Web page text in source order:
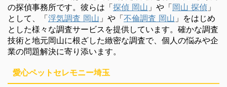
の探偵事務所です。彼らは「探偵 岡山 」や「岡山 探偵 」
として、「浮気調査 岡山 」や「不倫調査 岡山 」をはじめ
とした様々な調査サービスを提供しています。確かな調査
技術と地元岡山に根ざした緻密な調査で、個人の悩みや企
業の問題解決に寄り添います。
愛心ペットセレモニー埼玉